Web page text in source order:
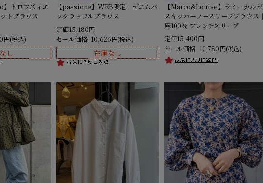
トロワズィエ
トブラウス
円(税込)
し
【passione】WEB限定 デニムバ
ックラッフルブラウス
定価15,180円
セール価格 10,626円(税込)
在庫なし
【Marco&Louise】ラミーカルゼ
スキッパーノースリーブブラウス｜
麻100％ フレンチスリーブ
定価15,400円
セール価格 10,780円(税込)